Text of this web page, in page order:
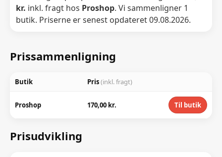
kr. inkl. fragt hos Proshop. Vi sammenligner 1
butik. Priserne er senest opdateret 09.08.2026.
Prissammenligning
Butik Pris(inkl. fragt)
Proshop 170,00 kr. Til butik
Prisudvikling